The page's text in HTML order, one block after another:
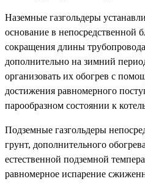
Наземные газгольдеры
основание в непосредственной
сокращения длины
дополнительно на зимний
организовать их обогрев с
достижения равномерного
парообразном состоянии к
Подземные газгольдеры
грунт, дополнительного
естественной подземной
равномерное испарение